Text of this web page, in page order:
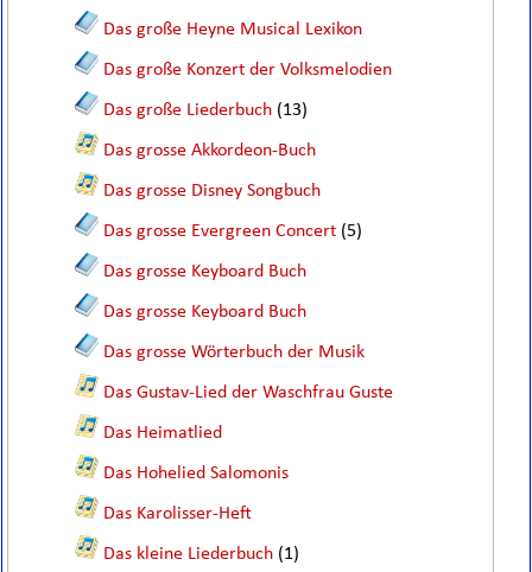
Das große Heyne Musical Lexikon
Das große Konzert der Volksmelodien
Das große Liederbuch (13)
Das grosse Akkordeon-Buch
Das grosse Disney Songbuch
Das grosse Evergreen Concert (5)
Das grosse Keyboard Buch
Das grosse Keyboard Buch
Das grosse Wörterbuch der Musik
Das Gustav-Lied der Waschfrau Guste
Das Heimatlied
Das Hohelied Salomonis
Das Karolisser-Heft
Das kleine Liederbuch (1)